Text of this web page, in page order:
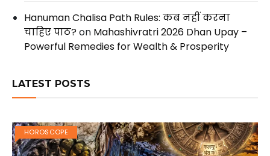
Hanuman Chalisa Path Rules: कब नहीं करना
चाहिए पाठ?on Mahashivratri 2026 Dhan Upay –
Powerful Remedies for Wealth & Prosperity
LATEST POSTS
HOROSCOPE